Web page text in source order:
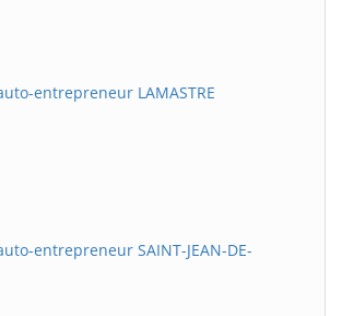
entrepreneur LAMASTRE
entrepreneur SAINT-JEAN-DE-